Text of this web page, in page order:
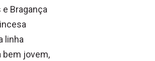
Bragança
linha
bem jovem,